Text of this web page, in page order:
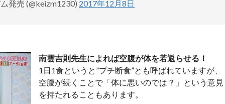
発売 (@keizm1230) 2017年12月8日
南雲吉則先生によれば空腹が体を若返らせる！
1日1食というと”プチ断食”とも呼ばれていますが、
空腹が続くことで「体に悪いのでは？」という意見
を持たれることもあります。